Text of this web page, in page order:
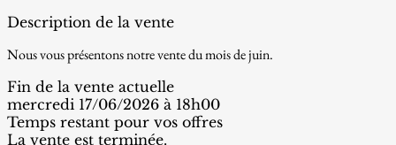
Description de la vente
Nous vous présentons notre vente du mois de juin.
Fin de la vente actuelle
mercredi 17/06/2026 à 18h00
Temps restant pour vos offres
La vente est terminée.